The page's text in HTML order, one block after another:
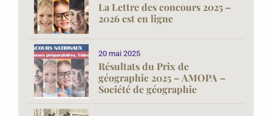
La Lettre des concours 2025 –
2026 est en ligne
20 mai 2025
Résultats du Prix de
géographie 2025 – AMOPA –
Société de géographie